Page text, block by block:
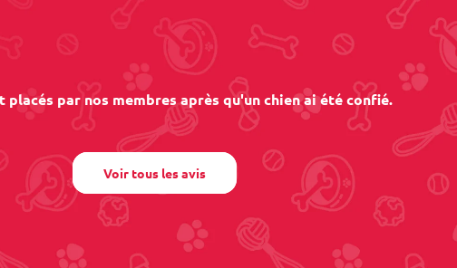
placés par nos membres après qu'un chien ai été confié.
Voir tous les avis